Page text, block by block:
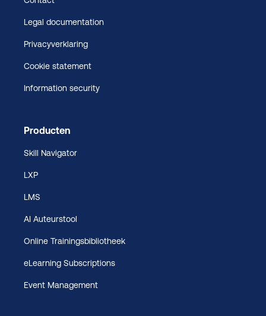
Legal documentation
Privacyverklaring
Cookie statement
Information security
Producten
Skill Navigator
LXP
LMS
AI Auteurstool
Online Trainingsbibliotheek
eLearning Subscriptions
Event Management